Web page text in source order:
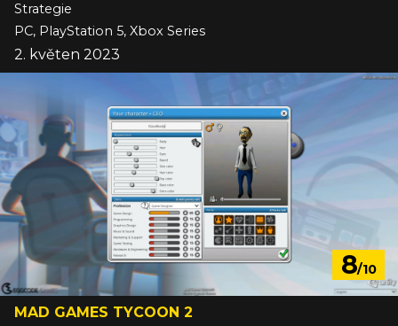
Strategie
PC, PlayStation 5, Xbox Series
2. květen 2023
8/10
MAD GAMES TYCOON 2